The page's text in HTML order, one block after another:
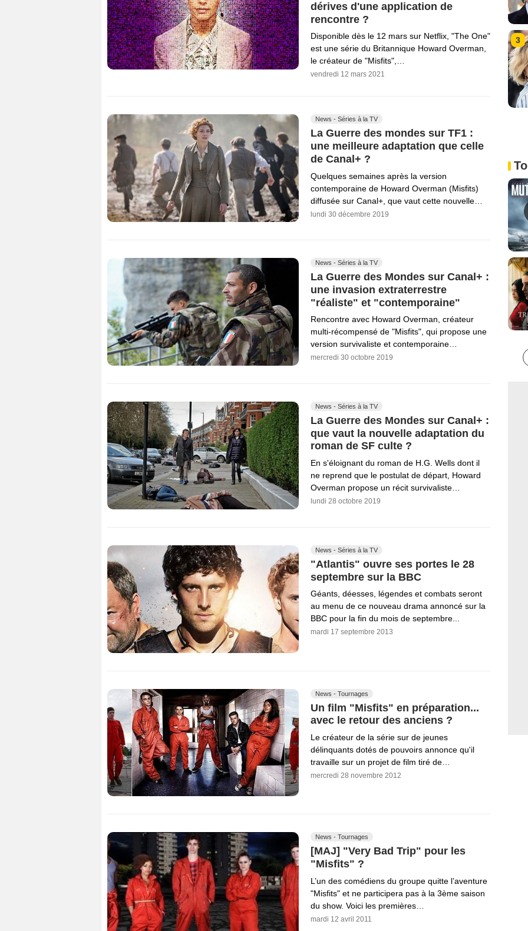
dérives d'une application de
rencontre ?
Disponible dès le 12 mars sur Netflix, "The One"
est une série du Britannique Howard Overman,
le créateur de "Misfits",…
vendredi 12 mars 2021
News - Séries à la TV
La Guerre des mondes sur TF1 :
une meilleure adaptation que celle
de Canal+ ?
Quelques semaines après la version
contemporaine de Howard Overman (Misfits)
diffusée sur Canal+, que vaut cette nouvelle…
lundi 30 décembre 2019
News - Séries à la TV
La Guerre des Mondes sur Canal+ :
une invasion extraterrestre
"réaliste" et "contemporaine"
Rencontre avec Howard Overman, créateur
multi-récompensé de "Misfits", qui propose une
version survivaliste et contemporaine…
mercredi 30 octobre 2019
News - Séries à la TV
La Guerre des Mondes sur Canal+ :
que vaut la nouvelle adaptation du
roman de SF culte ?
En s'éloignant du roman de H.G. Wells dont il
ne reprend que le postulat de départ, Howard
Overman propose un récit survivaliste…
lundi 28 octobre 2019
News - Séries à la TV
"Atlantis" ouvre ses portes le 28
septembre sur la BBC
Géants, déesses, légendes et combats seront
au menu de ce nouveau drama annoncé sur la
BBC pour la fin du mois de septembre...
mardi 17 septembre 2013
News - Tournages
Un film "Misfits" en préparation...
avec le retour des anciens ?
Le créateur de la série sur de jeunes
délinquants dotés de pouvoirs annonce qu'il
travaille sur un projet de film tiré de…
mercredi 28 novembre 2012
News - Tournages
[MAJ] "Very Bad Trip" pour les
"Misfits" ?
L’un des comédiens du groupe quitte l’aventure
"Misfits" et ne participera pas à la 3ème saison
du show. Voici les premières…
mardi 12 avril 2011
3